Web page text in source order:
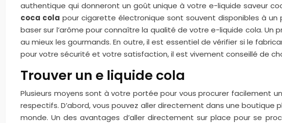
authentique qui donneront un goût unique à votre e-liquide saveur
coca cola pour cigarette électronique sont souvent disponibles à
baser sur l’arôme pour connaître la qualité de votre e-liquide cola.
au mieux les gourmands. En outre, il est essentiel de vérifier si le
pour votre sécurité et votre satisfaction, il est vivement conseillé de
Trouver un e liquide cola
Plusieurs moyens sont à votre portée pour vous procurer facilement
respectifs. D’abord, vous pouvez aller directement dans une boutique
monde. Un des avantages d’aller directement sur place pour se